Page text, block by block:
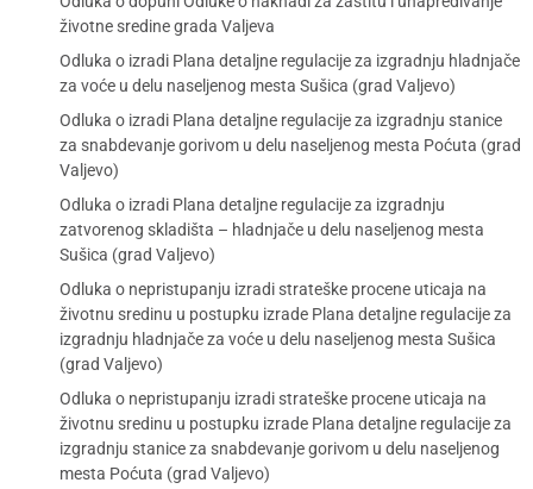
životne sredine grada Valjeva
Odluka o izradi Plana detaljne regulacije za izgradnju hladnjače
za voće u delu naseljenog mesta Sušica (grad Valjevo)
Odluka o izradi Plana detaljne regulacije za izgradnju stanice
za snabdevanje gorivom u delu naseljenog mesta Poćuta (grad
Valjevo)
Odluka o izradi Plana detaljne regulacije za izgradnju
zatvorenog skladišta – hladnjače u delu naseljenog mesta
Sušica (grad Valjevo)
Odluka o nepristupanju izradi strateške procene uticaja na
životnu sredinu u postupku izrade Plana detaljne regulacije za
izgradnju hladnjače za voće u delu naseljenog mesta Sušica
(grad Valjevo)
Odluka o nepristupanju izradi strateške procene uticaja na
životnu sredinu u postupku izrade Plana detaljne regulacije za
izgradnju stanice za snabdevanje gorivom u delu naseljenog
mesta Poćuta (grad Valjevo)